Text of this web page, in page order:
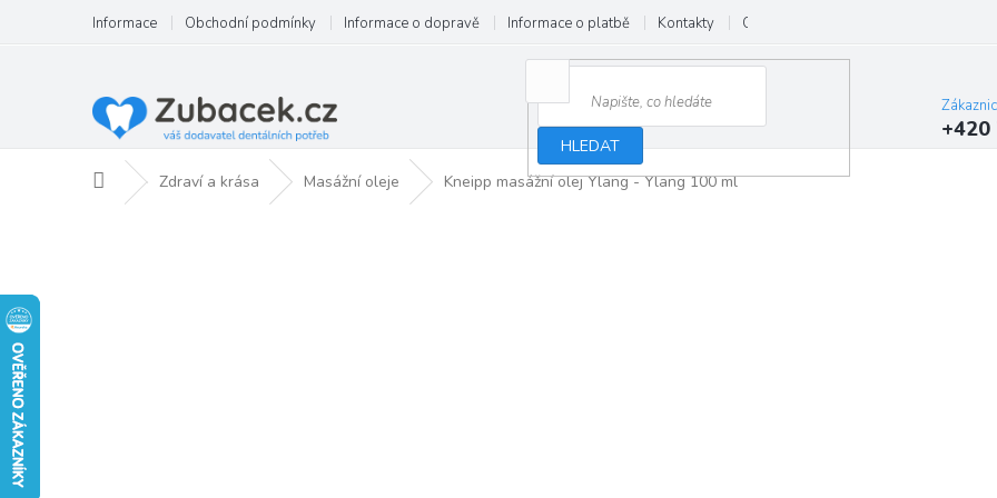
obsah
Informace Obchodní podmínky Informace o dopravě Informace o platbě Kontakty O nás
HLEDAT
+420
Domů Zdraví a krása Masážní oleje Kneipp masážní olej Ylang - Ylang 100 ml